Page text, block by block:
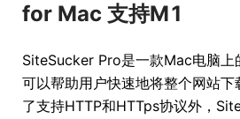
for Mac 支持M1
SiteSucker Pro是一款Mac电脑上
可以帮助用户快速地将整个网站下
了支持HTTP和HTTps协议外，